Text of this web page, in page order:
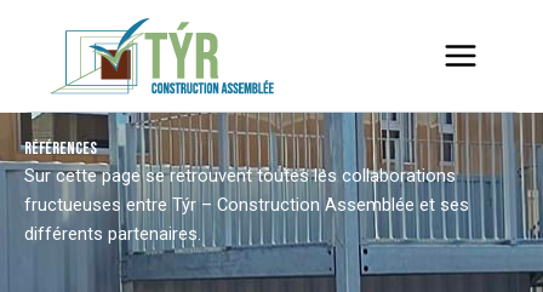
RÉFÉRENCES
Sur cette page se retrouvent toutes les collaborations
fructueuses entre Týr – Construction Assemblée et ses
différents partenaires.